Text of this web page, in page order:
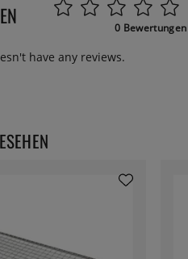
0 Bewertungen
have any reviews.